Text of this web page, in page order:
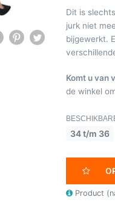
Dit is
jurk niet
bijgewerkt.
Komt u van
de winkel
34 t/m 36
Product